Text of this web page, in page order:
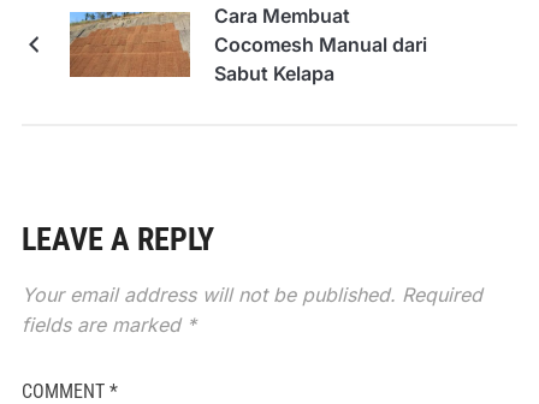
Cara Membuat
Cocomesh Manual dari
Sabut Kelapa
LEAVE A REPLY
Your email address will not be published. Required
fields are marked *
COMMENT *